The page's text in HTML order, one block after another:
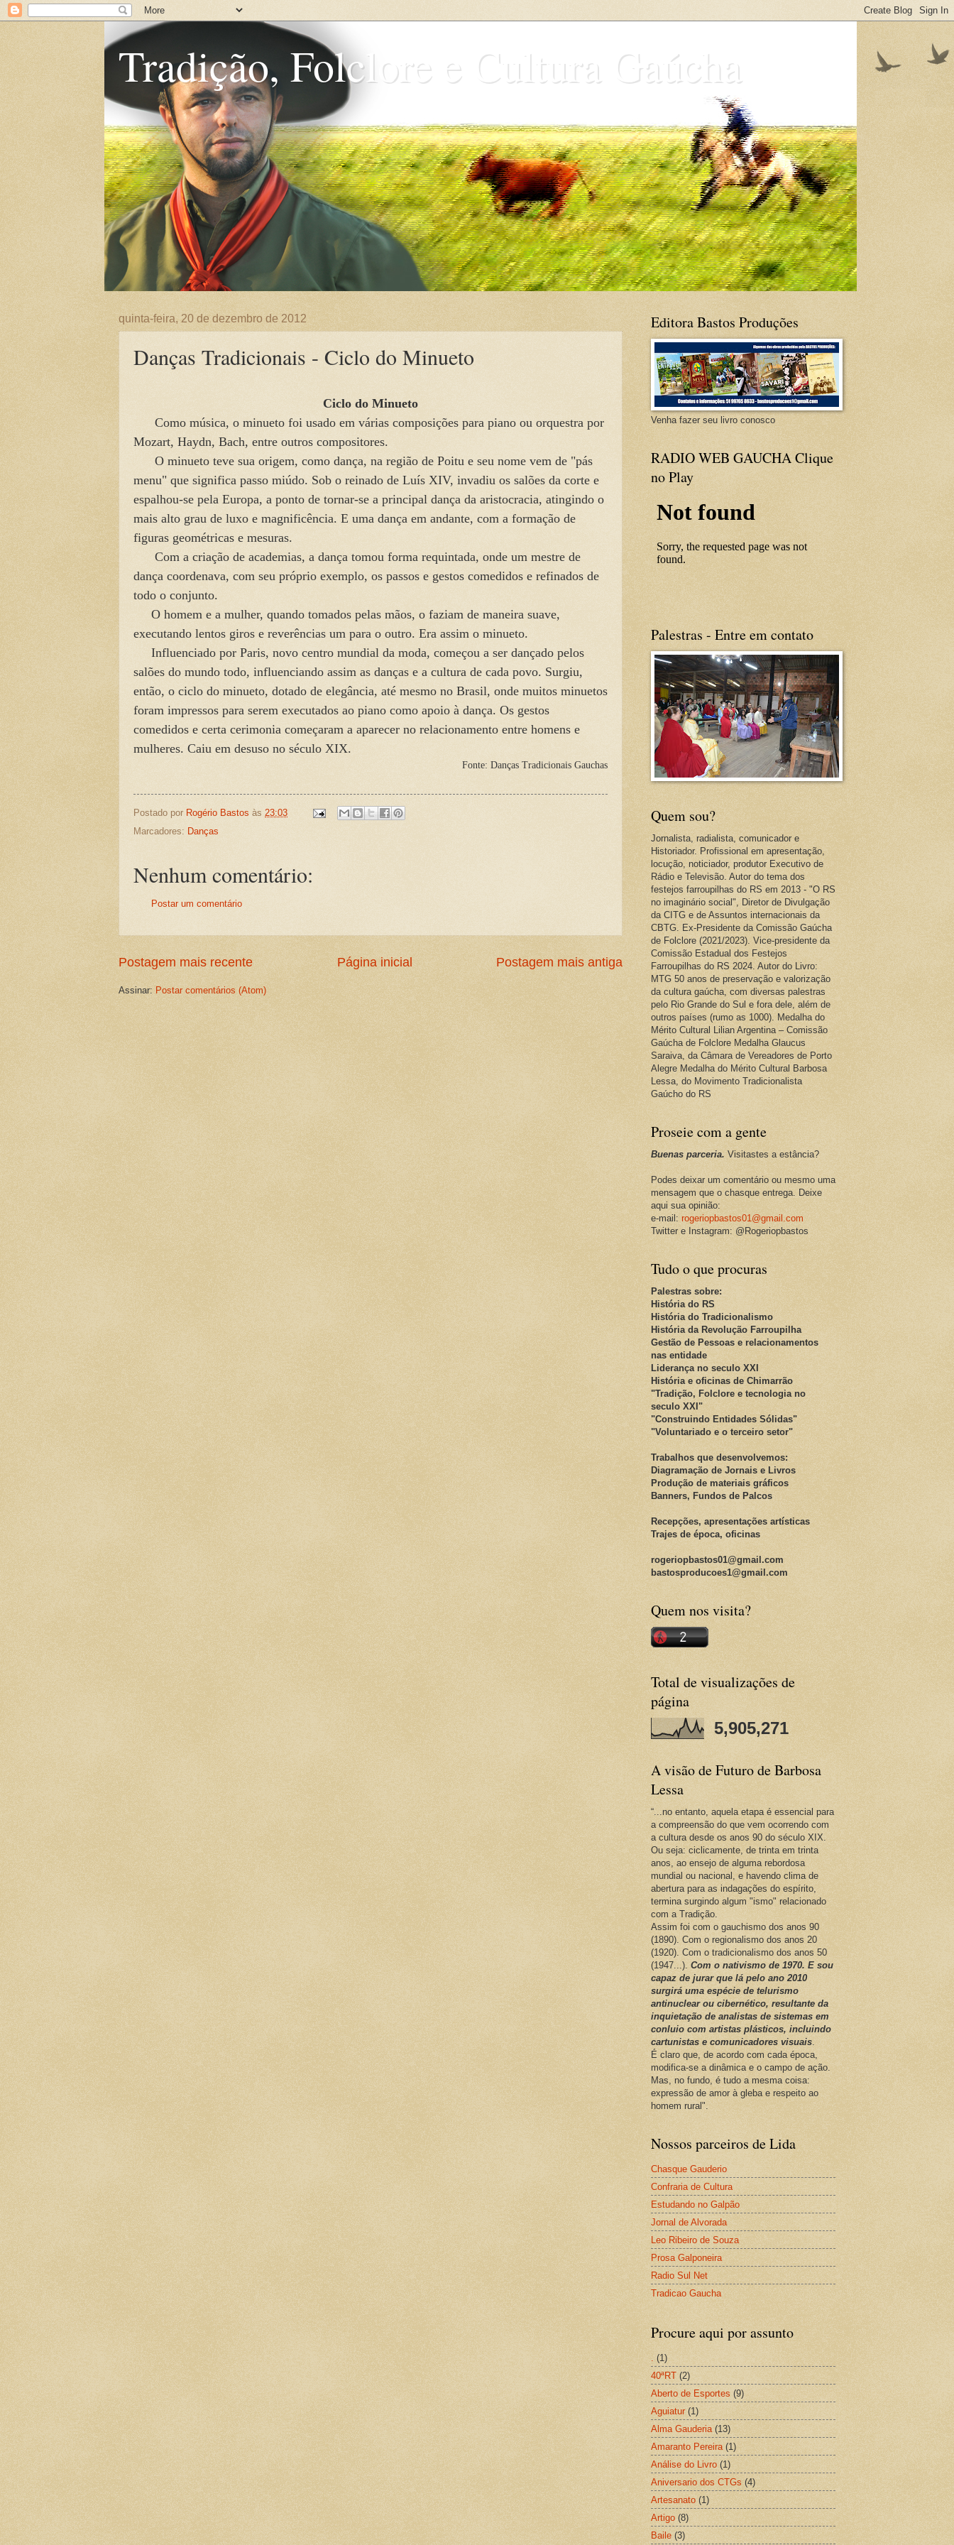
Tradição, Folclore e Cultura Gaúcha
quinta-feira, 20 de dezembro de 2012
Danças Tradicionais - Ciclo do Minueto
Ciclo do Minueto
Como música, o minueto foi usado em várias composições para piano ou orquestra por
Mozart, Haydn, Bach, entre outros compositores.
O minueto teve sua origem, como dança, na região de Poitu e seu nome vem de "pás
menu" que significa passo miúdo. Sob o reinado de Luís XIV, invadiu os salões da corte e
espalhou-se pela Europa, a ponto de tornar-se a principal dança da aristocracia, atingindo o
mais alto grau de luxo e magnificência. E uma dança em andante, com a formação de
figuras geométricas e mesuras.
Com a criação de academias, a dança tomou forma requintada, onde um mestre de
dança coordenava, com seu próprio exemplo, os passos e gestos comedidos e refinados de
todo o conjunto.
O homem e a mulher, quando tomados pelas mãos, o faziam de maneira suave,
executando lentos giros e reverências um para o outro. Era assim o minueto.
Influenciado por Paris, novo centro mundial da moda, começou a ser dançado pelos
salões do mundo todo, influenciando assim as danças e a cultura de cada povo. Surgiu,
então, o ciclo do minueto, dotado de elegância, até mesmo no Brasil, onde muitos minuetos
foram impressos para serem executados ao piano como apoio à dança. Os gestos
comedidos e certa cerimonia começaram a aparecer no relacionamento entre homens e
mulheres. Caiu em desuso no século XIX.
Fonte: Danças Tradicionais Gauchas
Postado por Rogério Bastos às 23:03
Marcadores: Danças
Nenhum comentário:
Postar um comentário
Postagem mais recente Postagem mais antiga
Página inicial
Assinar: Postar comentários (Atom)
Editora Bastos Produções
Venha fazer seu livro conosco
RADIO WEB GAUCHA Clique
no Play
Palestras - Entre em contato
Quem sou?
Jornalista, radialista, comunicador e
Historiador. Profissional em apresentação,
locução, noticiador, produtor Executivo de
Rádio e Televisão. Autor do tema dos
festejos farroupilhas do RS em 2013 - "O RS
no imaginário social", Diretor de Divulgação
da CITG e de Assuntos internacionais da
CBTG. Ex-Presidente da Comissão Gaúcha
de Folclore (2021/2023). Vice-presidente da
Comissão Estadual dos Festejos
Farroupilhas do RS 2024. Autor do Livro:
MTG 50 anos de preservação e valorização
da cultura gaúcha, com diversas palestras
pelo Rio Grande do Sul e fora dele, além de
outros países (rumo as 1000). Medalha do
Mérito Cultural Lilian Argentina – Comissão
Gaúcha de Folclore Medalha Glaucus
Saraiva, da Câmara de Vereadores de Porto
Alegre Medalha do Mérito Cultural Barbosa
Lessa, do Movimento Tradicionalista
Gaúcho do RS
Proseie com a gente
Buenas parceria. Visitastes a estância?
Podes deixar um comentário ou mesmo uma
mensagem que o chasque entrega. Deixe
aqui sua opinião:
e-mail: rogeriopbastos01@gmail.com
Twitter e Instagram: @Rogeriopbastos
Tudo o que procuras
Palestras sobre:
História do RS
História do Tradicionalismo
História da Revolução Farroupilha
Gestão de Pessoas e relacionamentos
nas entidade
Liderança no seculo XXI
História e oficinas de Chimarrão
"Tradição, Folclore e tecnologia no
seculo XXI"
"Construindo Entidades Sólidas"
"Voluntariado e o terceiro setor"
Trabalhos que desenvolvemos:
Diagramação de Jornais e Livros
Produção de materiais gráficos
Banners, Fundos de Palcos
Recepções, apresentações artísticas
Trajes de época, oficinas
rogeriopbastos01@gmail.com
bastosproducoes1@gmail.com
Quem nos visita?
Total de visualizações de
página
5,905,271
A visão de Futuro de Barbosa
Lessa
“...no entanto, aquela etapa é essencial para
a compreensão do que vem ocorrendo com
a cultura desde os anos 90 do século XIX.
Ou seja: ciclicamente, de trinta em trinta
anos, ao ensejo de alguma rebordosa
mundial ou nacional, e havendo clima de
abertura para as indagações do espírito,
termina surgindo algum "ismo" relacionado
com a Tradição.
Assim foi com o gauchismo dos anos 90
(1890). Com o regionalismo dos anos 20
(1920). Com o tradicionalismo dos anos 50
(1947...). Com o nativismo de 1970. E sou
capaz de jurar que lá pelo ano 2010
surgirá uma espécie de telurismo
antinuclear ou cibernético, resultante da
inquietação de analistas de sistemas em
conluio com artistas plásticos, incluindo
cartunistas e comunicadores visuais.
É claro que, de acordo com cada época,
modifica-se a dinâmica e o campo de ação.
Mas, no fundo, é tudo a mesma coisa:
expressão de amor à gleba e respeito ao
homem rural".
Nossos parceiros de Lida
Chasque Gauderio
Confraria de Cultura
Estudando no Galpão
Jornal de Alvorada
Leo Ribeiro de Souza
Prosa Galponeira
Radio Sul Net
Tradicao Gaucha
Procure aqui por assunto
(1)
40ªRT (2)
Aberto de Esportes (9)
Aguiatur (1)
Alma Gauderia (13)
Amaranto Pereira (1)
Análise do Livro (1)
Aniversario dos CTGs (4)
Artesanato (1)
Artigo (8)
Baile (3)